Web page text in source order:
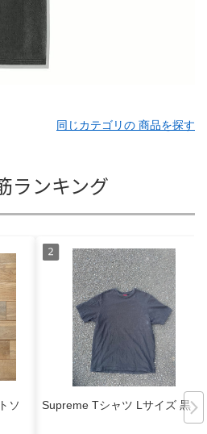
同じカテゴリの 商品を探す
ランキング
ソ
Supreme Tシャツ Lサイズ 黒